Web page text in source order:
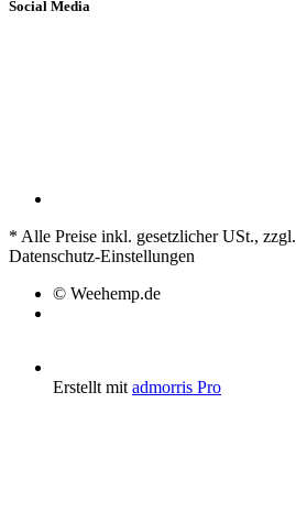
Social Media
* Alle Preise inkl. gesetzlicher USt., zzgl.
Datenschutz-Einstellungen
© Weehemp.de
Erstellt mit admorris Pro